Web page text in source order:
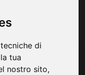
di
tua
nostro sito,